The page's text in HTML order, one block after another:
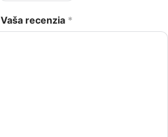
Vaša recenzia *